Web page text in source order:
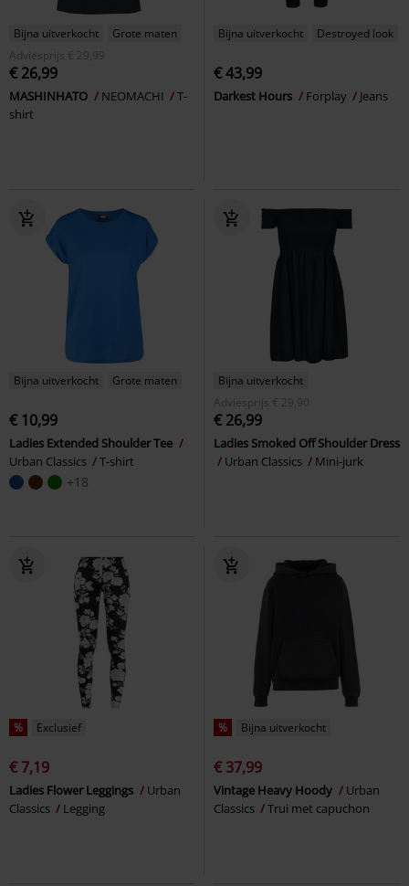
Bijna uitverkocht
Grote maten
Adviesprijs
€ 29,99
€ 26,99
MASHINHATO NEOMACHI
T-
shirt
Bijna uitverkocht Destroyed look
€ 43,99
Darkest Hours Forplay Jeans
Bijna uitverkocht Grote maten
€ 10,99
Ladies Extended Shoulder Tee
Urban Classics
T-shirt
+18
Bijna uitverkocht
Adviesprijs
€ 29,90
€ 26,99
Ladies Smoked Off Shoulder Dress
Urban Classics
Mini-jurk
% Exclusief
€ 7,19
Ladies Flower Leggings
Urban
Classics
Legging
% Bijna uitverkocht
€ 37,99
Vintage Heavy Hoody
Urban
Classics
Trui met capuchon